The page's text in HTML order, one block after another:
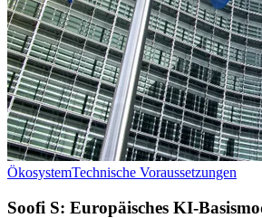
ÖkosystemTechnische Voraussetzungen
Soofi S: Europäisches KI-